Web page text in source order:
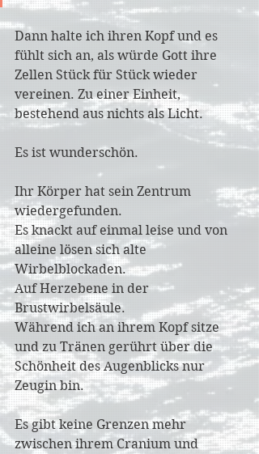
Dann halte ich ihren Kopf und es
fühlt sich an, als würde Gott ihre
Zellen Stück für Stück wieder
vereinen. Zu einer Einheit,
bestehend aus nichts als Licht.
Es ist wunderschön.
Ihr Körper hat sein Zentrum
wiedergefunden.
Es knackt auf einmal leise und von
alleine lösen sich alte
Wirbelblockaden.
Auf Herzebene in der
Brustwirbelsäule.
Während ich an ihrem Kopf sitze
und zu Tränen gerührt über die
Schönheit des Augenblicks nur
Zeugin bin.
Es gibt keine Grenzen mehr
zwischen ihrem Cranium und